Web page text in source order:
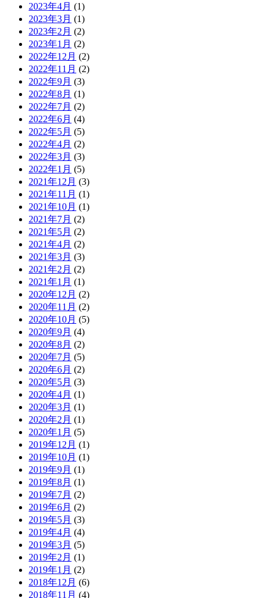
2023年4月 (1)
2023年3月 (1)
2023年2月 (2)
2023年1月 (2)
2022年12月 (2)
2022年11月 (2)
2022年9月 (3)
2022年8月 (1)
2022年7月 (2)
2022年6月 (4)
2022年5月 (5)
2022年4月 (2)
2022年3月 (3)
2022年1月 (5)
2021年12月 (3)
2021年11月 (1)
2021年10月 (1)
2021年7月 (2)
2021年5月 (2)
2021年4月 (2)
2021年3月 (3)
2021年2月 (2)
2021年1月 (1)
2020年12月 (2)
2020年11月 (2)
2020年10月 (5)
2020年9月 (4)
2020年8月 (2)
2020年7月 (5)
2020年6月 (2)
2020年5月 (3)
2020年4月 (1)
2020年3月 (1)
2020年2月 (1)
2020年1月 (5)
2019年12月 (1)
2019年10月 (1)
2019年9月 (1)
2019年8月 (1)
2019年7月 (2)
2019年6月 (2)
2019年5月 (3)
2019年4月 (4)
2019年3月 (5)
2019年2月 (1)
2019年1月 (2)
2018年12月 (6)
2018年11月 (4)